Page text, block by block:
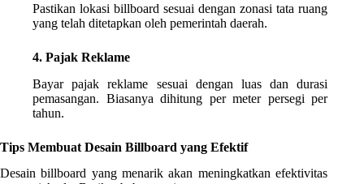
Pastikan lokasi billboard sesuai dengan zonasi tata ruang
yang telah ditetapkan oleh pemerintah daerah.
4. Pajak Reklame
Bayar pajak reklame sesuai dengan luas dan durasi
pemasangan. Biasanya dihitung per meter persegi per
tahun.
Tips Membuat Desain Billboard yang Efektif
Desain billboard yang menarik akan meningkatkan efektivitas